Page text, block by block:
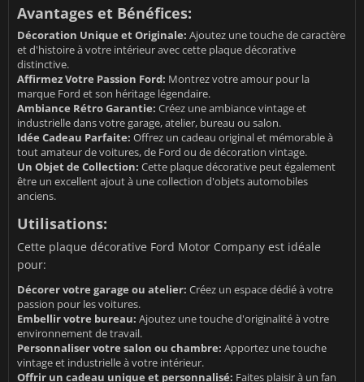
Avantages et Bénéfices:
Décoration Unique et Originale: Ajoutez une touche de caractère
et d'histoire à votre intérieur avec cette plaque décorative
distinctive.
Affirmez Votre Passion Ford: Montrez votre amour pour la
marque Ford et son héritage légendaire.
Ambiance Rétro Garantie: Créez une ambiance vintage et
industrielle dans votre garage, atelier, bureau ou salon.
Idée Cadeau Parfaite: Offrez un cadeau original et mémorable à
tout amateur de voitures, de Ford ou de décoration vintage.
Un Objet de Collection: Cette plaque décorative peut également
être un excellent ajout à une collection d'objets automobiles
anciens.
Utilisations:
Cette plaque décorative Ford Motor Company est idéale
pour:
Décorer votre garage ou atelier: Créez un espace dédié à votre
passion pour les voitures.
Embellir votre bureau: Ajoutez une touche d'originalité à votre
environnement de travail.
Personnaliser votre salon ou chambre: Apportez une touche
vintage et industrielle à votre intérieur.
Offrir un cadeau unique et personnalisé: Faites plaisir à un fan